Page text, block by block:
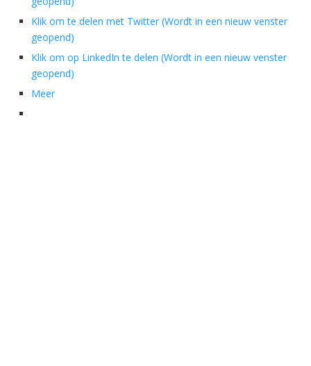
Klik om te delen met Twitter (Wordt in een nieuw venster
geopend)
Klik om op LinkedIn te delen (Wordt in een nieuw venster
geopend)
Meer